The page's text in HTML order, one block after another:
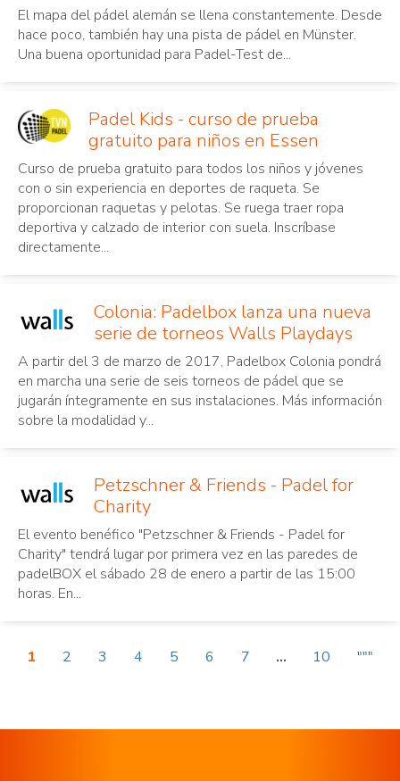
El mapa del pádel alemán se llena constantemente. Desde
hace poco, también hay una pista de pádel en Münster.
Una buena oportunidad para Padel-Test de...
Padel Kids - curso de prueba
gratuito para niños en Essen
Curso de prueba gratuito para todos los niños y jóvenes
con o sin experiencia en deportes de raqueta. Se
proporcionan raquetas y pelotas. Se ruega traer ropa
deportiva y calzado de interior con suela. Inscríbase
directamente...
Colonia: Padelbox lanza una nueva
serie de torneos Walls Playdays
A partir del 3 de marzo de 2017, Padelbox Colonia pondrá
en marcha una serie de seis torneos de pádel que se
jugarán íntegramente en sus instalaciones. Más información
sobre la modalidad y...
Petzschner & Friends - Padel for
Charity
El evento benéfico "Petzschner & Friends - Padel for
Charity" tendrá lugar por primera vez en las paredes de
padelBOX el sábado 28 de enero a partir de las 15:00
horas. En...
1 2 3 4 5 6 7 ... 10 """